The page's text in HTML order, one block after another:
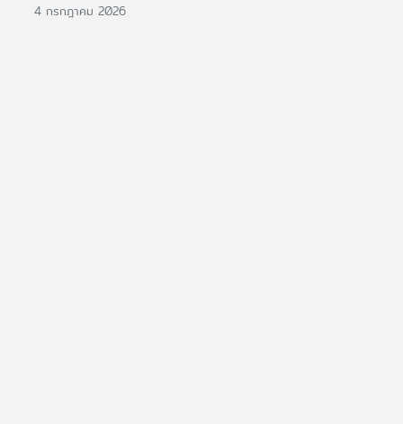
4 กรกฎาคม 2026